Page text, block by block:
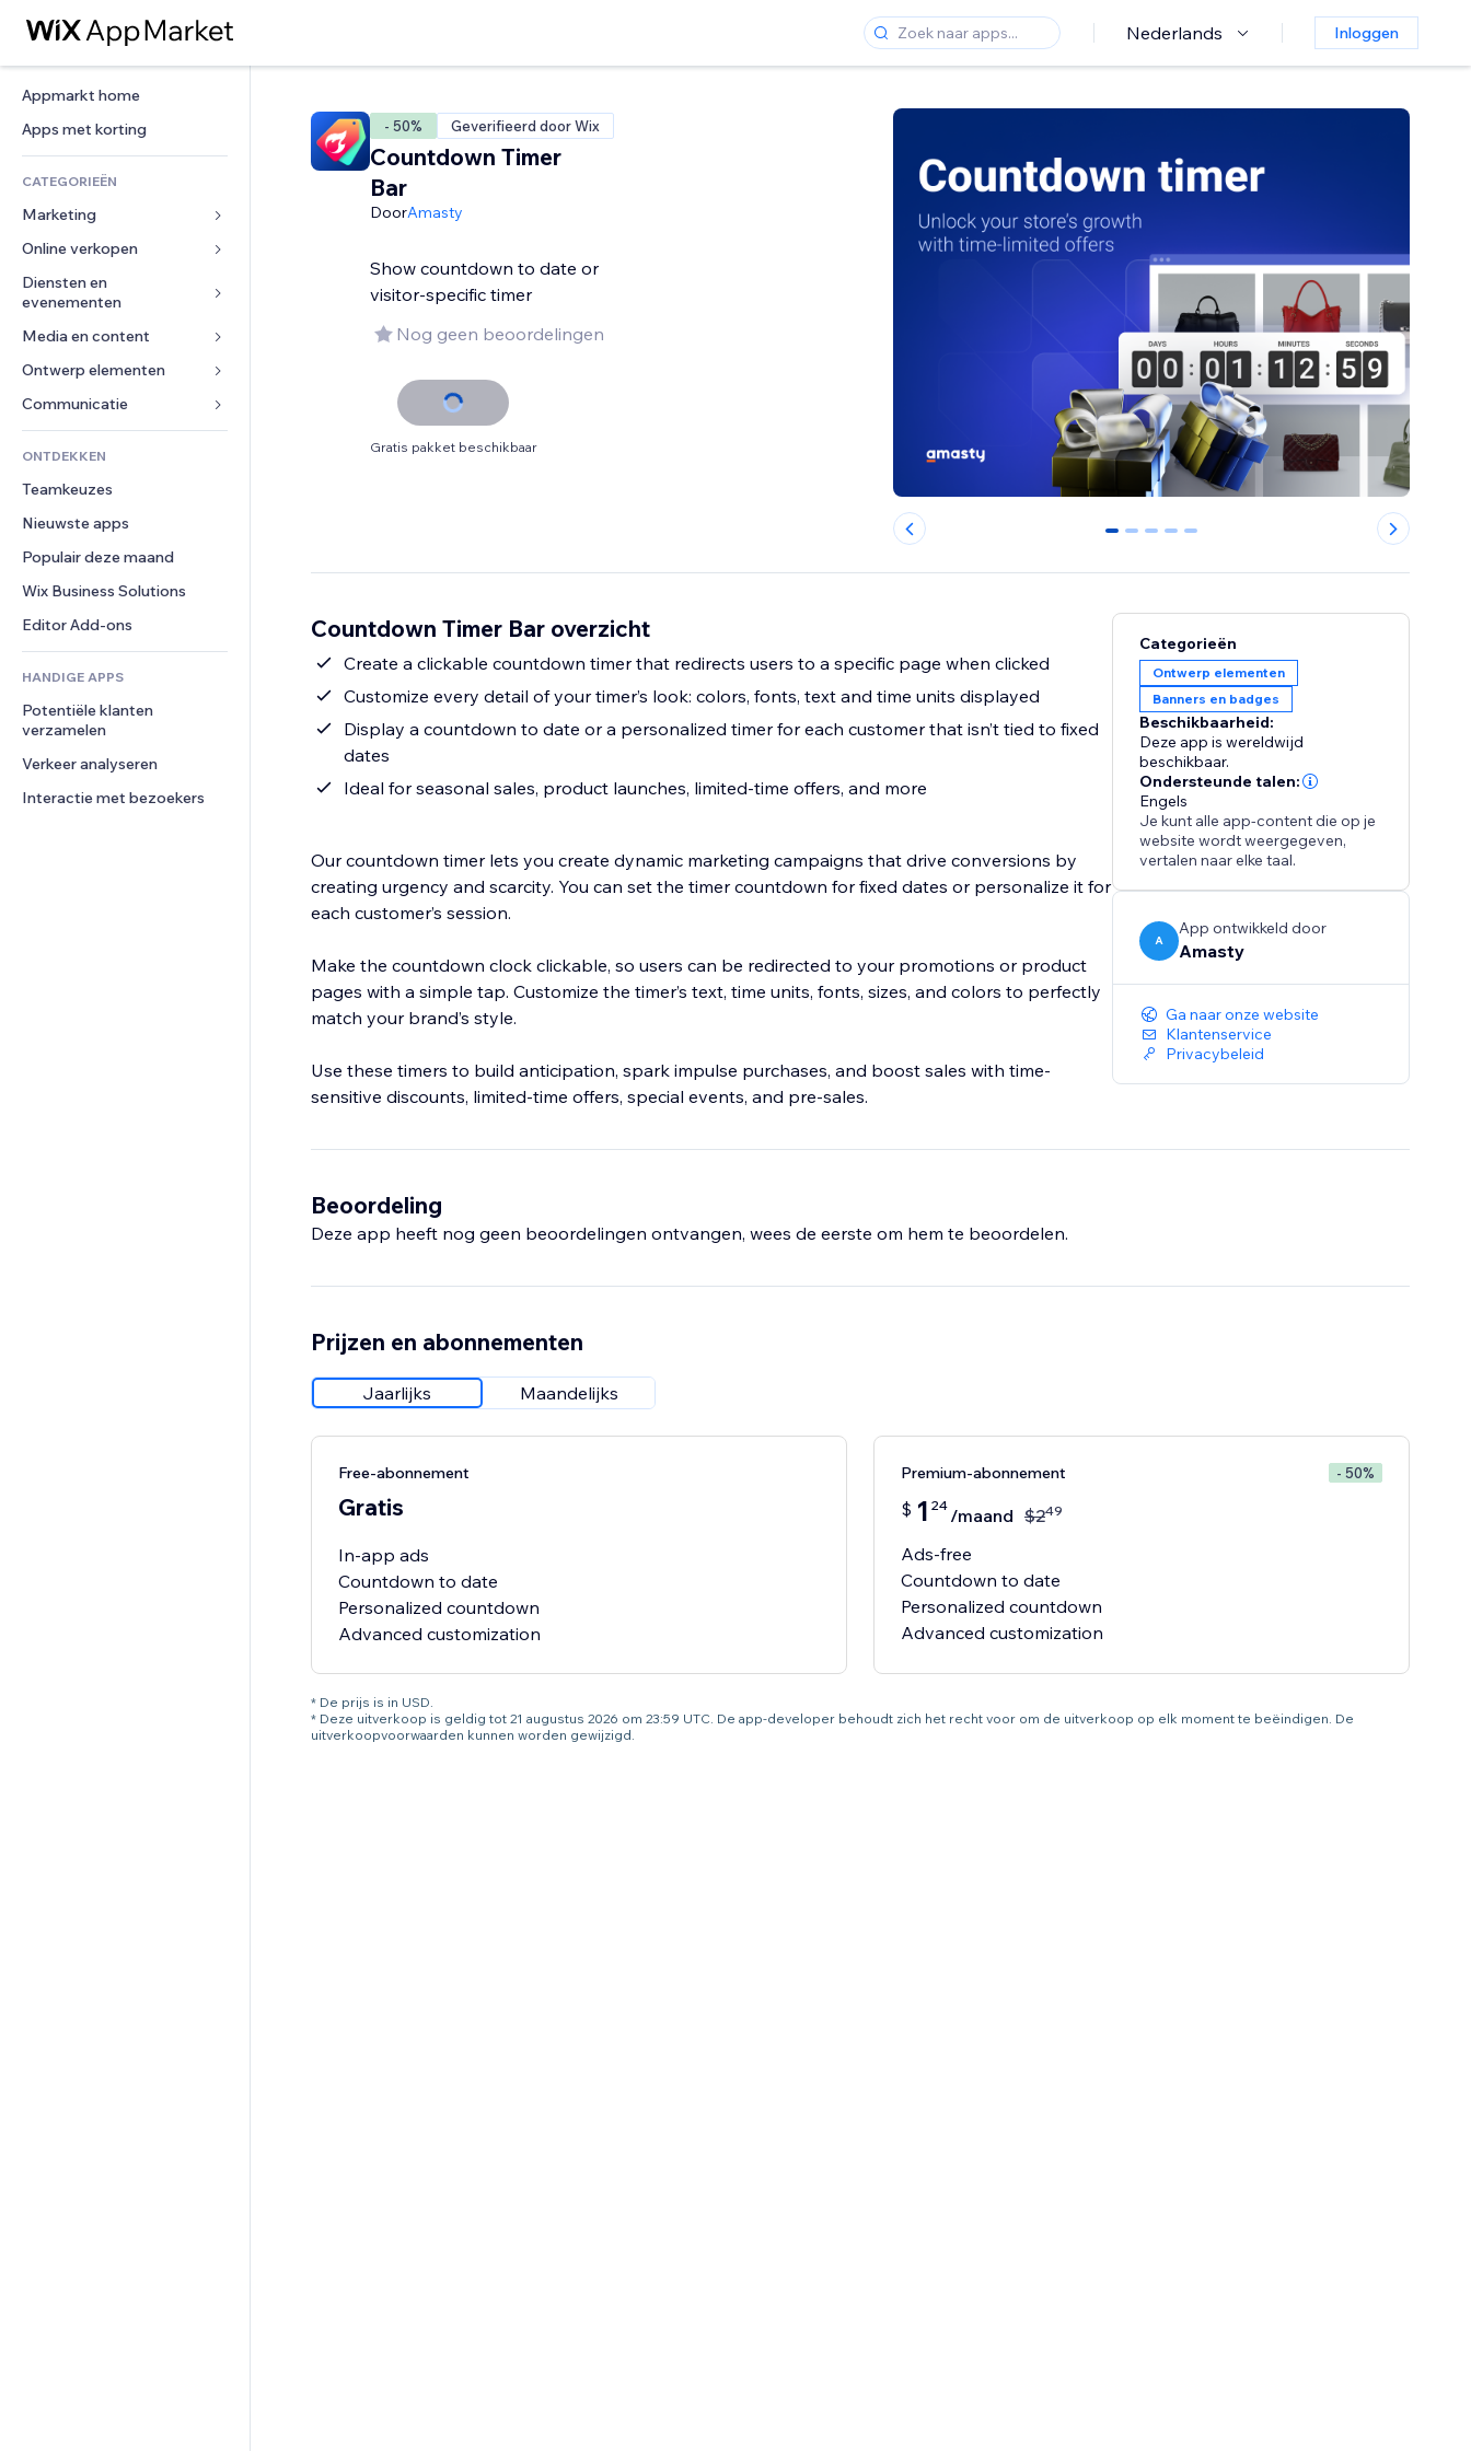
Nederlands Inloggen
Appmarkt home
Apps met korting
CATEGORIEËN
Marketing
Advertenties
Mobiel
Analytics
Social media
SEO
Betrokkenheid
Websitevermeldingen
E-mail
Conversie
Online verkopen
Apps voor webshops
Verzending en levering
Verkoopknoppen
Online cursussen
Print on demand
Boekhouding
Coupons en loyaliteit
Opslagoplossingen
Dropshipping
Prijzen en abonnementen
Crowdfunding
Eten en drinken
Diensten en
evenementen
Hotels
Evenementen
Restaurants
Vastgoed
Boekingen
Media en content
Galerij
Muziek
Podcasts
Fotografie
Video
PDF
Bestanden delen
Nieuws
Ontwerp elementen
Kaarten en navigatie
Privacy en beveiliging
Ontime
Pagina templates
Afbeeldingseffecten
Knoppen en menu's
Banners en badges
Rekenmachines
Zoeken
Weer
Grafieken en tabellen
Formulieren
Enquêtes
Chat
Opmerkingen
Telefoonnummer
Community
Beoordelingen en testimonials
CRM
ONTDEKKEN
Teamkeuzes
Nieuwste apps
Populair deze maand
Wix Business Solutions
Editor Add-ons
HANDIGE APPS
Potentiële klanten
verzamelen
Verkeer analyseren
Interactie met bezoekers
- 50% Geverifieerd door Wix
Countdown Timer
Bar
DoorAmasty
Show countdown to date or
visitor-specific timer
Nog geen beoordelingen
Gratis pakket beschikbaar
0 1 2 3 4
Countdown Timer Bar overzicht
Create a clickable countdown timer that redirects users to a specific page when clicked
Customize every detail of your timer’s look: colors, fonts, text and time units displayed
Display a countdown to date or a personalized timer for each customer that isn’t tied to fixed
dates
Ideal for seasonal sales, product launches, limited-time offers, and more
Our countdown timer lets you create dynamic marketing campaigns that drive conversions by
creating urgency and scarcity. You can set the timer countdown for fixed dates or personalize it for
each customer’s session.
Make the countdown clock clickable, so users can be redirected to your promotions or product
pages with a simple tap. Customize the timer’s text, time units, fonts, sizes, and colors to perfectly
match your brand’s style.
Use these timers to build anticipation, spark impulse purchases, and boost sales with time-
sensitive discounts, limited-time offers, special events, and pre-sales.
Categorieën
Ontwerp elementen
Banners en badges
Beschikbaarheid:
Deze app is wereldwijd
beschikbaar.
Ondersteunde talen:
Engels
Je kunt alle app-content die op je
website wordt weergegeven,
vertalen naar elke taal.
A
App ontwikkeld door
Amasty
Ga naar onze website
Klantenservice
Privacybeleid
Beoordeling
Deze app heeft nog geen beoordelingen ontvangen, wees de eerste om hem te beoordelen.
Prijzen en abonnementen
Jaarlijks Maandelijks
Free-abonnement
Gratis
In-app ads
Countdown to date
Personalized countdown
Premium-abonnement - 50%
$ 1 24 /maand $249
Ads-free
Countdown to date
Personalized countdown
Advanced customization
* De prijs is in USD.
* Deze uitverkoop is geldig tot 21 augustus 2026 om 23:59 UTC. De app-developer behoudt zich het recht voor om de uitverkoop op elk moment te beëindigen. De
uitverkoopvoorwaarden kunnen worden gewijzigd.